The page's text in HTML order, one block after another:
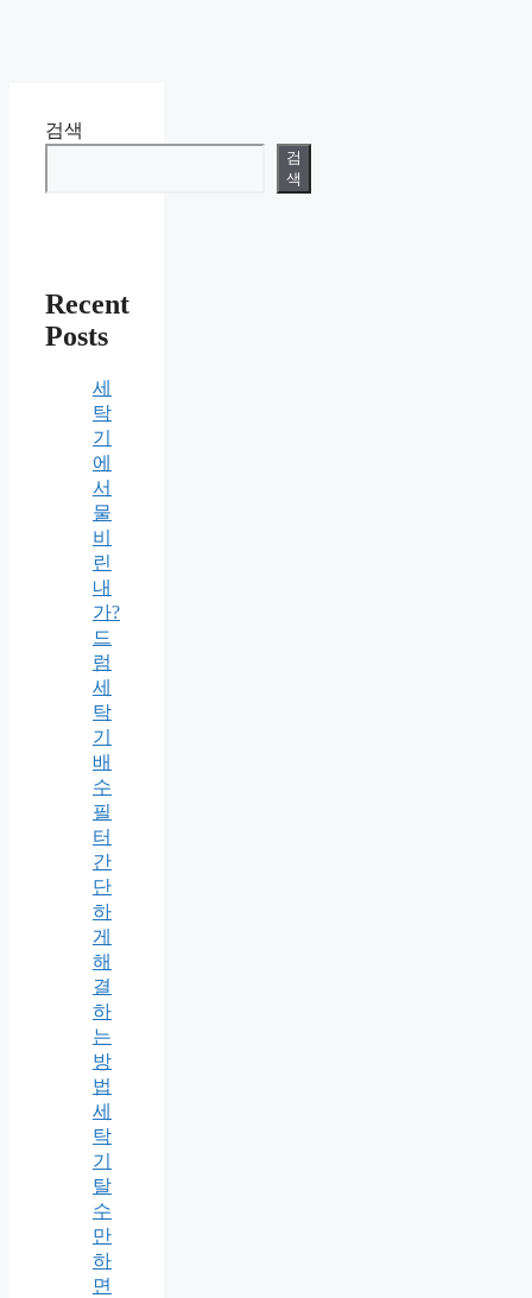
검색
검
색
Recent
Posts
세
탁
기
에
서
물
비
린
내
가?
드
럼
세
탁
기
배
수
필
터
간
단
하
게
해
결
하
는
방
법
세
탁
기
탈
수
만
하
면